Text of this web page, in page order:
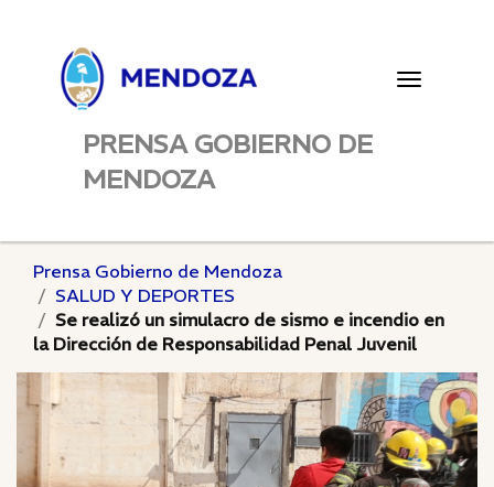
Toggle
PRENSA GOBIERNO DE
MENDOZA
Prensa Gobierno de Mendoza
SALUD Y DEPORTES
Se realizó un simulacro de sismo e incendio en
la Dirección de Responsabilidad Penal Juvenil